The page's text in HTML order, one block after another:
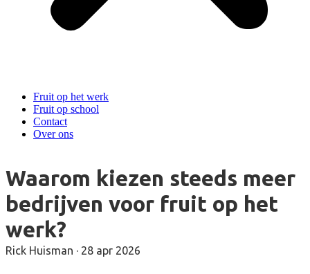
Fruit op het werk
Fruit op school
Contact
Over ons
Waarom kiezen steeds meer
bedrijven voor fruit op het
werk?
Rick Huisman · 28 apr 2026